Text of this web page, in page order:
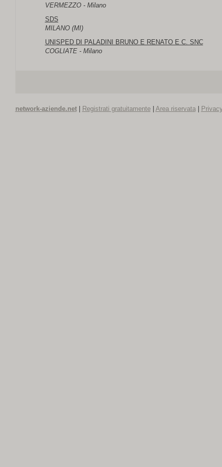
VERMEZZO - Milano
SDS
MILANO (MI)
UNISPED DI PALADINI BRUNO E RENATO E C. SNC
COGLIATE - Milano
network-aziende.net| Registrati gratuitamente| Area riservata|